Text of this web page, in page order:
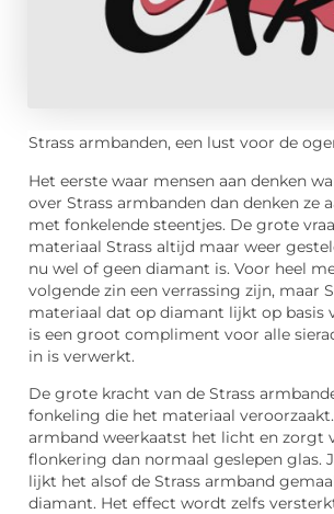
Strass armbanden, een lust voor de
Het eerste waar mensen aan denken
over Strass armbanden dan denken ze
met fonkelende steentjes. De grote
materiaal Strass altijd maar weer
nu wel of geen diamant is. Voor heel
volgende zin een verrassing zijn, maar
materiaal dat op diamant lijkt op basis
is een groot compliment voor alle
in is verwerkt.
De grote kracht van de Strass
fonkeling die het materiaal
armband weerkaatst het licht en zorgt
flonkering dan normaal geslepen glas.
lijkt het alsof de Strass armband
diamant. Het effect wordt zelfs